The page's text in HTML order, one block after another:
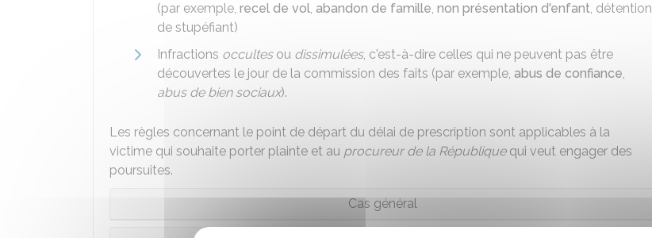
(par exemple, recel de vol, abandon de famille, non présentation d'enfant, détention
de stupéfiant)
Infractions occultesou dissimulées, c'est-à-dire celles qui ne peuvent pas être
découvertes le jour de la commission des faits (par exemple, abus de confiance,
abus de bien sociaux).
Les règles concernant le point de départ du délai de prescription sont applicables à la
victime qui souhaite porter plainte et au procureur de la Républiquequi veut engager des
poursuites.
Cas général